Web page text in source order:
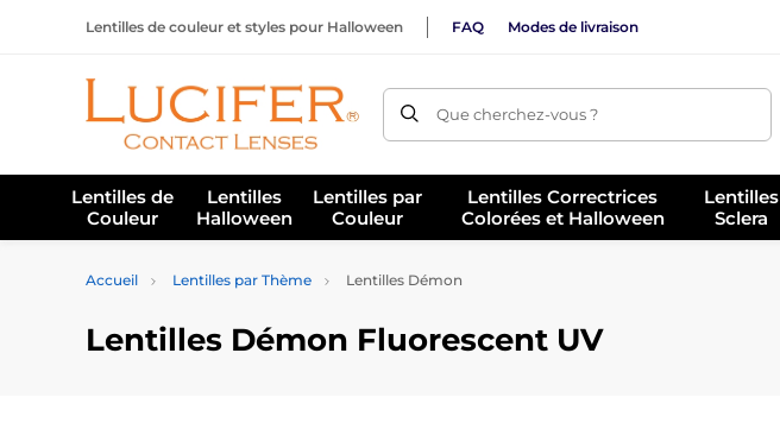
Lentilles de couleur et styles pour Halloween FAQ Modes de livraison
Que cherchez-vous ?
Lentilles de
Couleur
Lentilles
Halloween
Lentilles par
Couleur
Lentilles Correctrices
Colorées et Halloween
Lentilles
Sclera
Accueil Lentilles par Thème Lentilles Démon
Lentilles Démon Fluorescent UV